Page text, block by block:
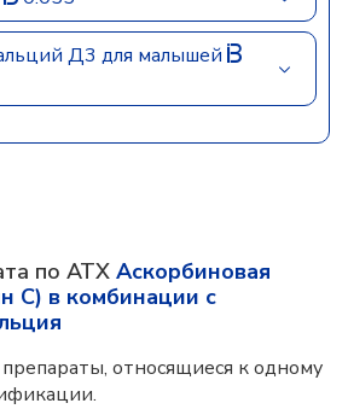
Д3 для малышей
по АТХ Аскорбиновая
С) в комбинации с
относящиеся к одному